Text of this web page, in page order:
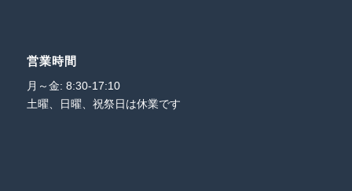
営業時間
月～金: 8:30-17:10
土曜、日曜、祝祭日は休業です